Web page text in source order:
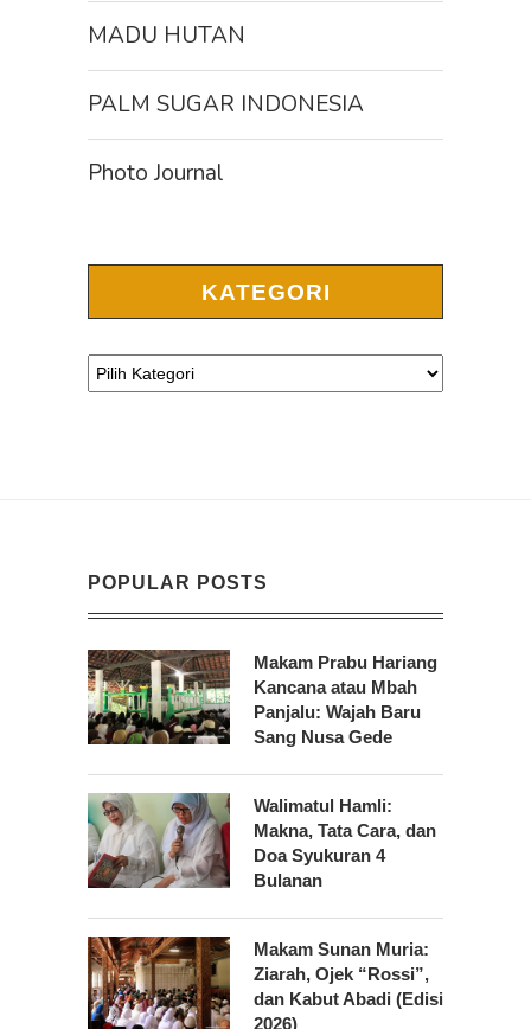
MADU HUTAN
PALM SUGAR INDONESIA
Photo Journal
KATEGORI
POPULAR POSTS
Makam Prabu Hariang
Kancana atau Mbah
Panjalu: Wajah Baru
Sang Nusa Gede
Walimatul Hamli:
Makna, Tata Cara, dan
Doa Syukuran 4
Bulanan
Makam Sunan Muria:
Ziarah, Ojek “Rossi”,
dan Kabut Abadi (Edisi
2026)